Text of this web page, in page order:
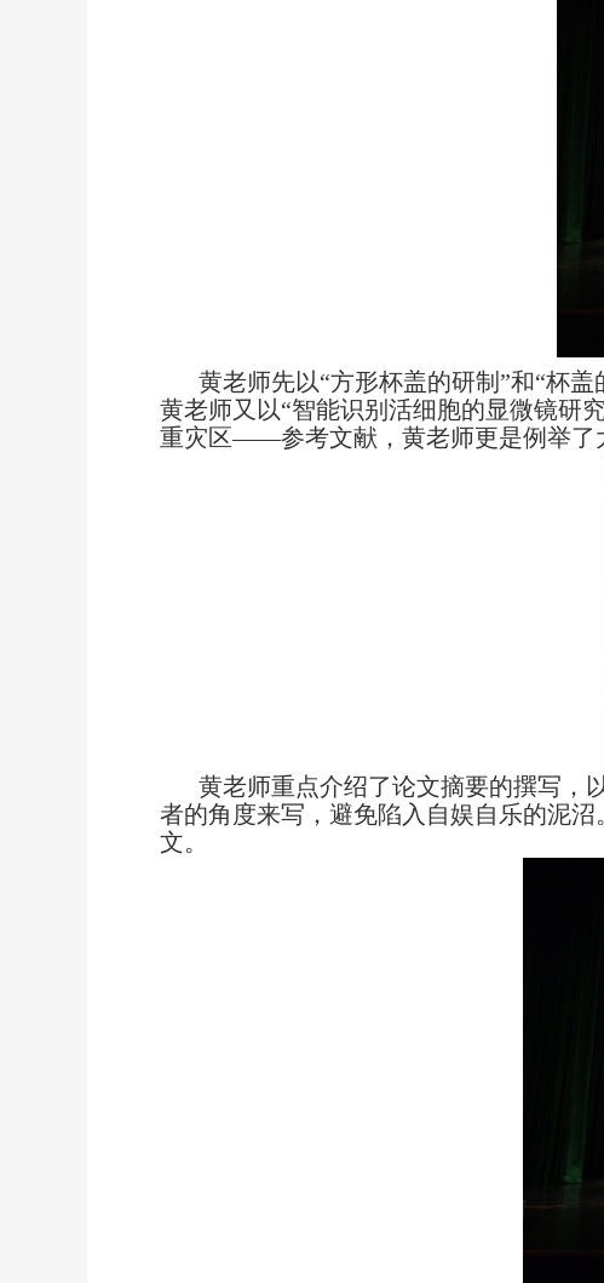
黄老师先以“方形杯盖的研制”和“杯
黄老师又以“智能识别活细胞的显微镜研
重灾区——参考文献，黄老师更是例举了
黄老师重点介绍了论文摘要的撰写，
者的角度来写，避免陷入自娱自乐的泥
文。